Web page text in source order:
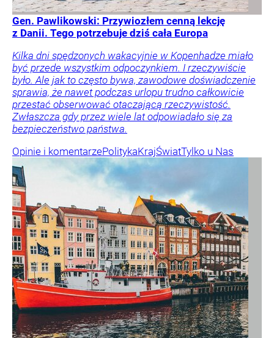
Gen. Pawlikowski: Przywiozłem cenną lekcję
z Danii. Tego potrzebuje dziś cała Europa
Kilka dni spędzonych wakacyjnie w Kopenhadze miało
być przede wszystkim odpoczynkiem. I rzeczywiście
było. Ale jak to często bywa, zawodowe doświadczenie
sprawia, że nawet podczas urlopu trudno całkowicie
przestać obserwować otaczającą rzeczywistość.
Zwłaszcza gdy przez wiele lat odpowiadało się za
bezpieczeństwo państwa.
Opinie i komentarzePolitykaKrajŚwiatTylko u Nas